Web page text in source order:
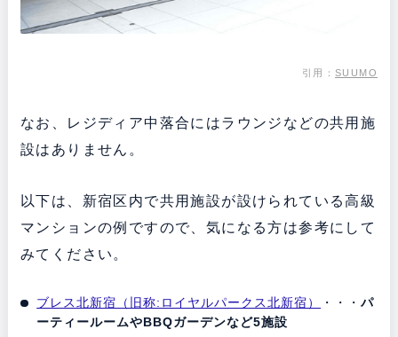
引用：SUUMO
なお、レジディア中落合にはラウンジなどの共用施
設はありません。
以下は、新宿区内で共用施設が設けられている高級
マンションの例ですので、気になる方は参考にして
みてください。
ブレス北新宿（旧称:ロイヤルパークス北新宿） ・・・パ
ーティールームやBBQガーデンなど5施設